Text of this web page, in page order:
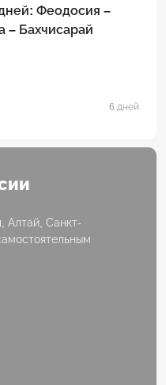
Феодосия –
– Бахчисарай
6 дней
Алтай, Санкт-